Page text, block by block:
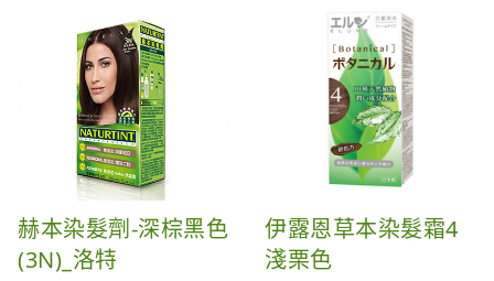
赫本染髮劑-深棕黑色
(3N)_洛特
伊露恩草本染髮霜4
淺栗色